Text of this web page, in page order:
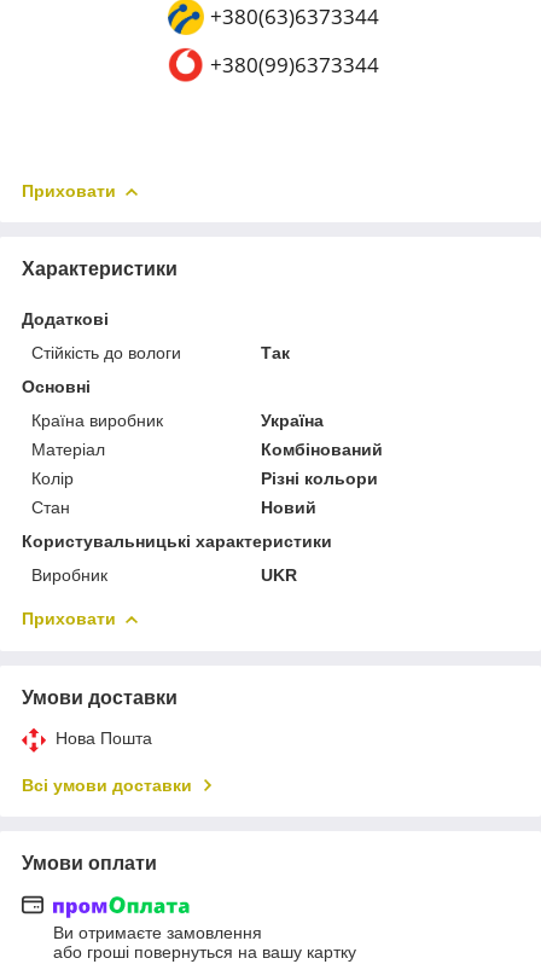
+380(63)6373344
+380(99)6373344
Приховати
Характеристики
Додаткові
Стійкість до вологи
Так
Основні
Країна виробник
Україна
Матеріал
Комбінований
Колір
Різні кольори
Стан
Новий
Користувальницькі характеристики
Виробник
UKR
Приховати
Умови доставки
Нова Пошта
Всі умови доставки
Умови оплати
Ви отримаєте замовлення
або гроші повернуться на вашу картку